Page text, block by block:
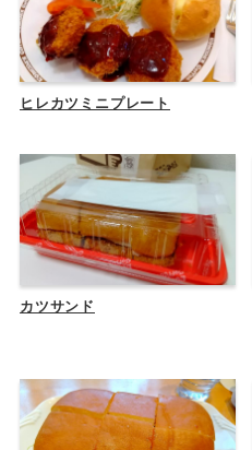
ヒレカツミニプレート
カツサンド